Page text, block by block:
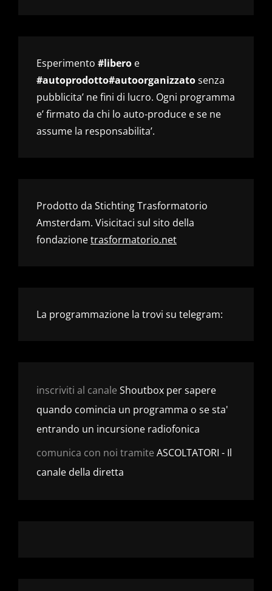
Esperimento #libero e
#autoprodotto#autoorganizzatosenza
pubblicita’ ne fini di lucro. Ogni programma
e’ firmato da chi lo auto-produce e se ne
assume la responsabilita’.
Prodotto da Stichting Trasformatorio
Amsterdam. Visicitaci sul sito della
fondazionetrasformatorio.net
La programmazione la trovi su telegram:
inscriviti al canale Shoutbox per sapere
quando comincia un programma o se sta'
entrando un incursione radiofonica
comunica con noi tramite ASCOLTATORI - Il
canale della diretta